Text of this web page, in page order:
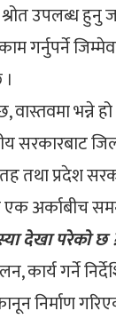
श्रोत उपलब्ध
भन्ने
सरकारबाट
तथा प्रदेश
अर्काबीच
देखा परेको छ
कार्य गर्ने
निर्माण